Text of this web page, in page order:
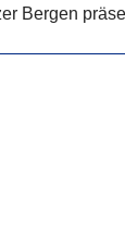
Bergen